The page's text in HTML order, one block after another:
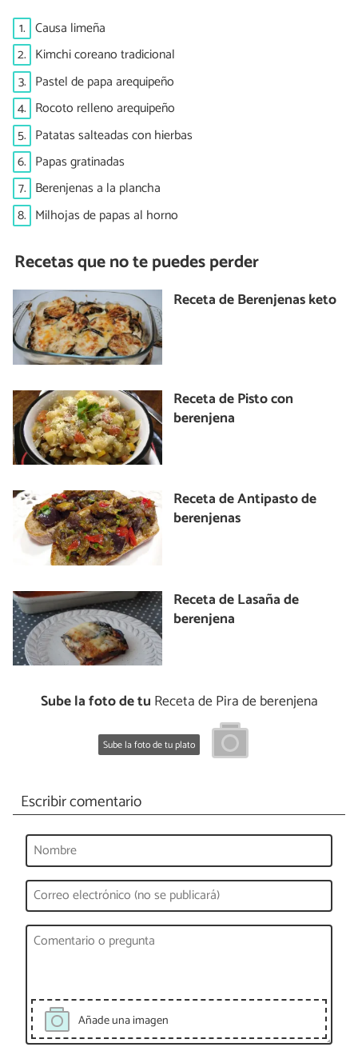
1. Causa limeña
2. Kimchi coreano tradicional
3. Pastel de papa arequipeño
4. Rocoto relleno arequipeño
5. Patatas salteadas con hierbas
6. Papas gratinadas
7. Berenjenas a la plancha
8. Milhojas de papas al horno
Recetas que no te puedes perder
Receta de Berenjenas keto
Receta de Pisto con
berenjena
Receta de Antipasto de
berenjenas
Receta de Lasaña de
berenjena
Sube la foto de tu Receta de Pira de berenjena
Sube la foto de tu plato
Escribir comentario
Añade una imagen